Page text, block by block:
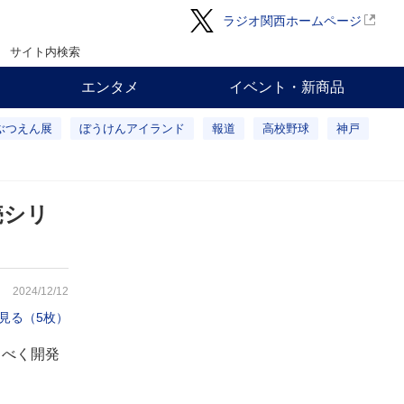
ラジオ関西ホームページ
サイト内検索
エンタメ イベント・新商品
つえん展 ぼうけんアイランド 報道 高校野球 神戸
リ
2024/12/12
る（5枚）
く開発